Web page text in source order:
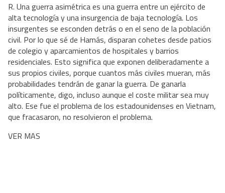
R. Una guerra asimétrica es una guerra entre un ejército de
alta tecnología y una insurgencia de baja tecnología. Los
insurgentes se esconden detrás o en el seno de la población
civil. Por lo que sé de Hamás, disparan cohetes desde patios
de colegio y aparcamientos de hospitales y barrios
residenciales. Esto significa que exponen deliberadamente a
sus propios civiles, porque cuantos más civiles mueran, más
probabilidades tendrán de ganar la guerra. De ganarla
políticamente, digo, incluso aunque el coste militar sea muy
alto. Ese fue el problema de los estadounidenses en Vietnam,
que fracasaron, no resolvieron el problema.⁠
VER MAS